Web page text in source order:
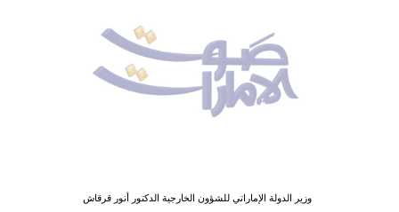
وزير الدولة الإماراتي للشؤون الخارجية الدكتور أنور قرقاش